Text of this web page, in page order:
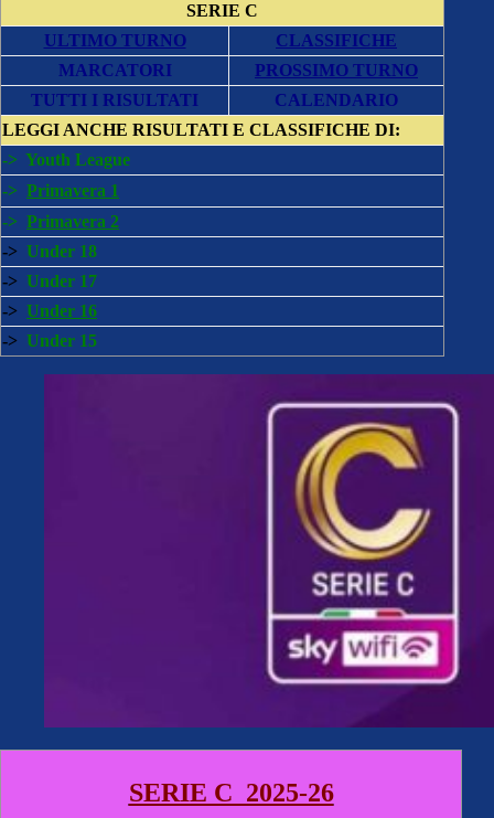
SERIE C
ULTIMO TURNO
CLASSIFICHE
MARCATORI
PROSSIMO TURNO
TUTTI I RISULTATI
CALENDARIO
LEGGI ANCHE RISULTATI E CLASSIFICHE DI:
-> Youth League
-> Primavera 1
-> Primavera 2
-> Under 18
-> Under 17
-> Under 16
-> Under 15
SERIE C 2025-26